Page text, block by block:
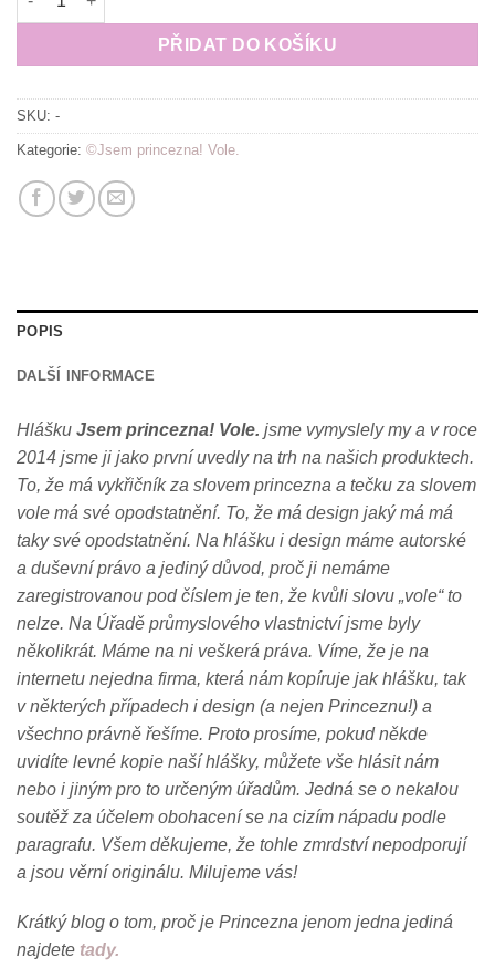
PŘIDAT DO KOŠÍKU
SKU: -
Kategorie: ©Jsem princezna! Vole.
POPIS
DALŠÍ INFORMACE
Hlášku Jsem princezna! Vole. jsme vymyslely my a v roce
2014 jsme ji jako první uvedly na trh na našich produktech.
To, že má vykřičník za slovem princezna a tečku za slovem
vole má své opodstatnění. To, že má design jaký má má
taky své opodstatnění. Na hlášku i design máme autorské
a duševní právo a jediný důvod, proč ji nemáme
zaregistrovanou pod číslem je ten, že kvůli slovu „vole“ to
nelze. Na Úřadě průmyslového vlastnictví jsme byly
několikrát. Máme na ni veškerá práva. Víme, že je na
internetu nejedna firma, která nám kopíruje jak hlášku, tak
v některých případech i design (a nejen Princeznu!) a
všechno právně řešíme. Proto prosíme, pokud někde
uvidíte levné kopie naší hlášky, můžete vše hlásit nám
nebo i jiným pro to určeným úřadům. Jedná se o nekalou
soutěž za účelem obohacení se na cizím nápadu podle
paragrafu. Všem děkujeme, že tohle zmrdství nepodporují
a jsou věrní originálu. Milujeme vás!
Krátký blog o tom, proč je Princezna jenom jedna jediná
najdete tady.